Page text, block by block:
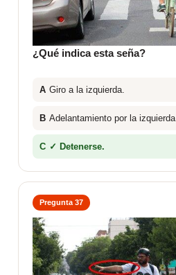
¿Qué indica esta seña?
A Giro a la izquierda.
B Adelantamiento por la izquierda.
C ✓ Detenerse.
Pregunta 37